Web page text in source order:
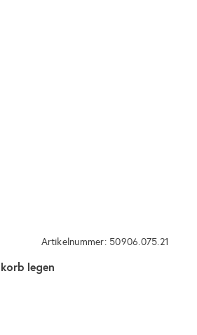
Artikelnummer: 50906.075.21
legen